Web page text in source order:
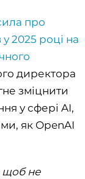
про
2025 році на
директора
зміцнити
у сфері AI,
як OpenAI
щоб не